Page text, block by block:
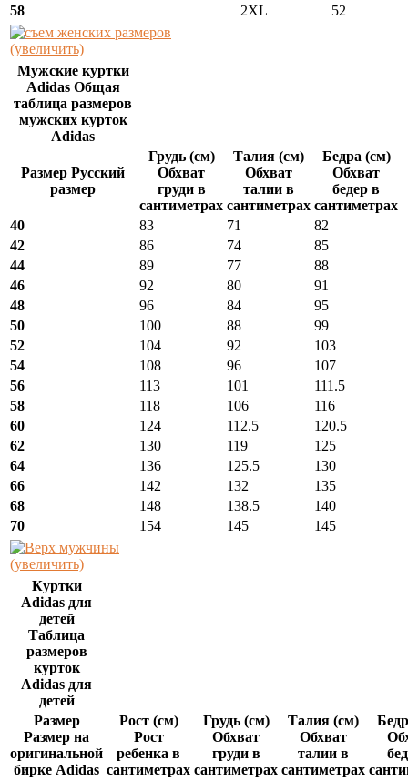
58
2XL 52
(увеличить)
Мужские куртки
Adidas Общая
таблица размеров
мужских курток
Adidas
Размер Русский
размер
Грудь (см)
Обхват
груди в
сантиметрах
Талия (см)
Обхват
талии в
сантиметрах
Бедра (см)
Обхват
бедер в
сантиметрах
40
83 71
82
42
86 74
85
44
89 77
88
46
92 80
91
48
96 84
95
50
100 88
99
52
104 92
103
54
108 96
107
56
113 101
111.5
58
118 106
116
60
124 112.5
120.5
62
130 119
125
64
136 125.5
130
66
142 132
135
68
148 138.5
140
70
154 145 145
(увеличить)
Куртки
Adidas для
детей
Таблица
размеров
курток
Adidas для
детей
Размер
Размер на
оригинальной
бирке Adidas
Рост (см)
Рост
ребенка в
сантиметрах
Грудь (см)
Обхват
груди в
сантиметрах
Талия (см)
Обхват
талии в
сантиметрах